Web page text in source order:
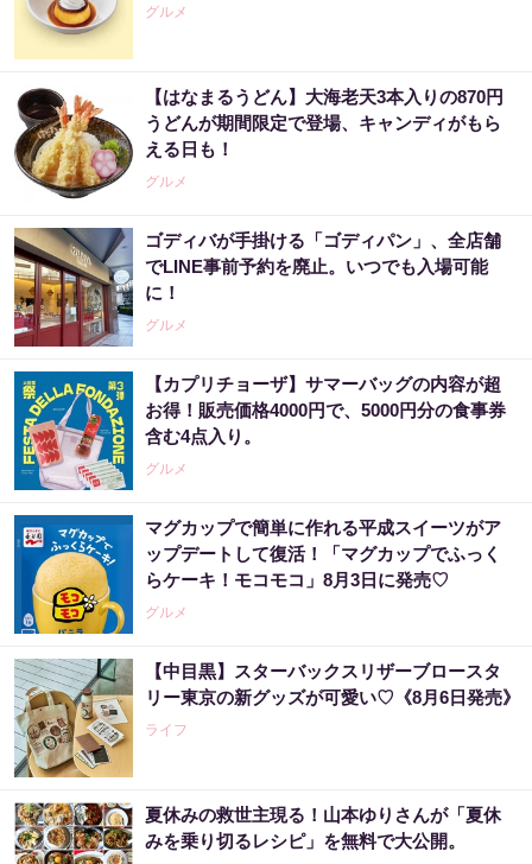
グルメ
【はなまるうどん】大海老天3本入りの870円
うどんが期間限定で登場、キャンディがもら
える日も！
グルメ
ゴディバが手掛ける「ゴディパン」、全店舗
でLINE事前予約を廃止。いつでも入場可能
に！
グルメ
【カプリチョーザ】サマーバッグの内容が超
お得！販売価格4000円で、5000円分の食事券
含む4点入り。
グルメ
マグカップで簡単に作れる平成スイーツがア
ップデートして復活！「マグカップでふっく
らケーキ！モコモコ」8月3日に発売♡
グルメ
【中目黒】スターバックスリザーブロースタ
リー東京の新グッズが可愛い♡《8月6日発売》
ライフ
夏休みの救世主現る！山本ゆりさんが「夏休
みを乗り切るレシピ」を無料で大公開。